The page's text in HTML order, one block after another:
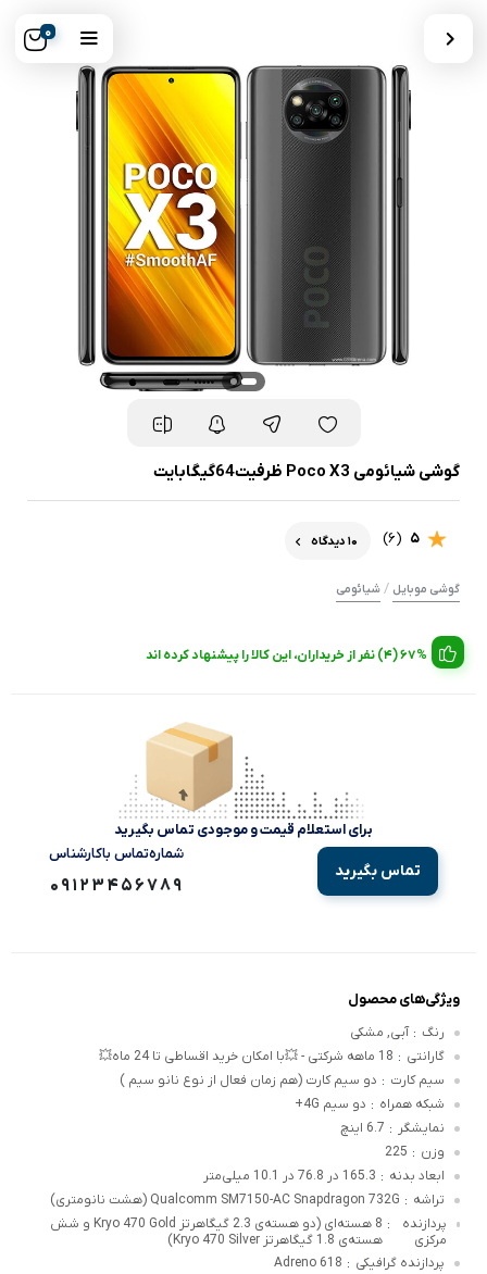
0
گوشی شیائومی Poco X3 ظرفیت64گیگابایت
5
(6) 10 دیدگاه
گوشی موبایل / شیائومی
67% (4) نفر از خریداران، این کالا را پیشنهاد کرده اند
برای استعلام قیمت و موجودی تماس بگیرید
تماس بگیرید
شماره‌تماس‌ با‌کارشناس
09123456789
ویژگی‌های محصول
رنگ : آبی, مشکی
گارانتی : 18 ماهه شرکتی - 💥با امکان خرید اقساطی تا 24 ماه💥
سیم کارت : دو سیم کارت (هم زمان فعال از نوع نانو سیم )
شبکه همراه : دو سیم 4G+
نمایشگر : 6.7 اینچ
وزن :
225
ابعاد بدنه : 165.3 در 76.8 در 10.1 میلی‌متر
تراشه : Qualcomm SM7150-AC Snapdragon 732G (هشت نانومتری)
پردازنده
مرکزی
:
8 هسته‌ای (دو هسته‌ی 2.3 گیگاهرتز Kryo 470 Gold و شش
هسته‌ی 1.8 گیگاهرتز Kryo 470 Silver)
پردازنده گرافیکی :
Adreno 618